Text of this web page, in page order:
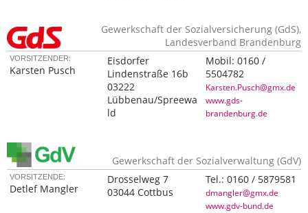
Gewerkschaft der Sozialversicherung (GdS),
Landesverband Brandenburg
VORSITZENDER:
Karsten Pusch
Eisdorfer
Lindenstraße 16b
03222
Lübbenau/Spreewa
ld
Mobil:0160 /
5504782
Karsten.Pusch@gmx.de
www.gds-
brandenburg.de
Gewerkschaft der Sozialverwaltung (GdV)
VORSITZENDE:
Detlef Mangler
Drosselweg 7
03044 Cottbus
Tel.:0160 / 5879581
dmangler@gmx.de
www.gdv-bund.de